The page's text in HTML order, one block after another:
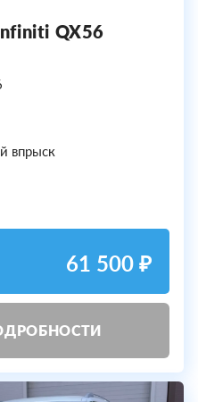
QX56
впрыск
61 500 ₽